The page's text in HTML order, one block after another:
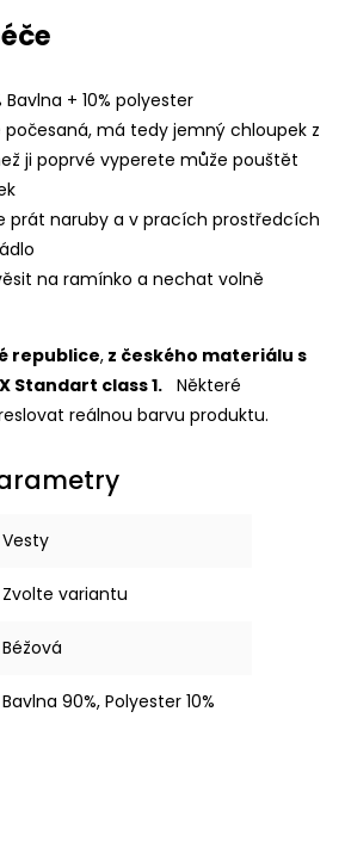
+ 10% polyester
počesaná, má tedy jemný chloupek z
ji poprvé vyperete může pouštět
prát naruby a v pracích prostředcích
na ramínko a nechat volně
republice, z českého materiálu s
Standart class 1. Některé
reálnou barvu produktu.
Vesty
Zvolte variantu
Béžová
Bavlna 90%, Polyester 10%